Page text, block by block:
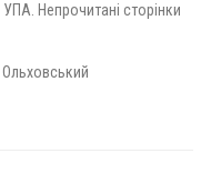
Непрочитані сторінки
Ольховський